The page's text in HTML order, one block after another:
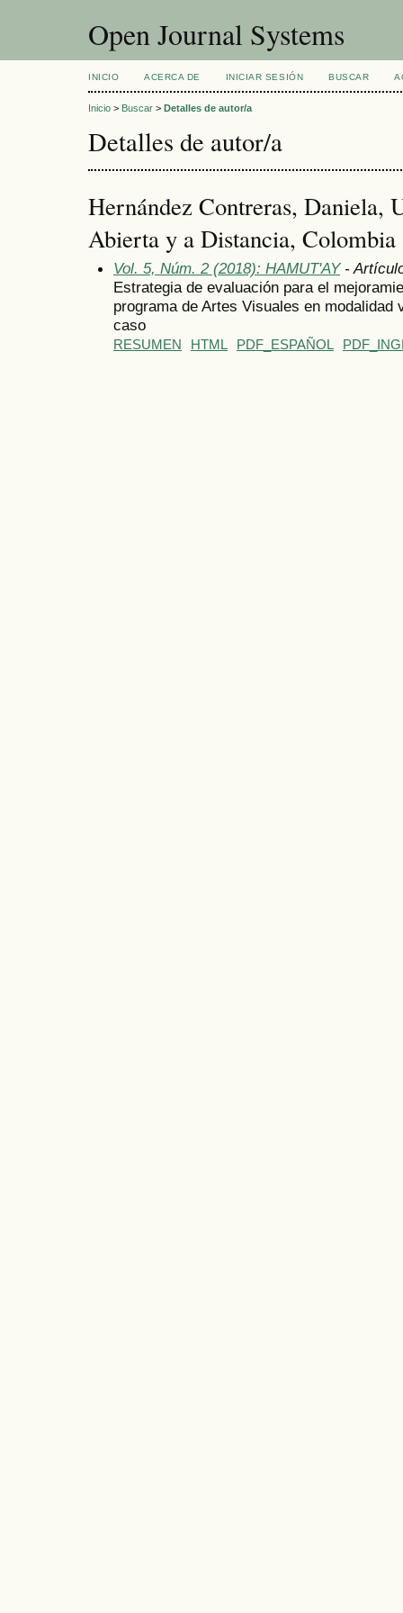
Open Journal Systems
INICIO ACERCA DE INICIAR SESIÓN BUSCAR
Inicio > Buscar > Detalles de autor/a
Detalles de autor/a
Hernández Contreras, Daniela,
Abierta y a Distancia, Colombia
Vol. 5, Núm. 2 (2018): HAMUT'AY-
Estrategia de evaluación para el
programa de Artes Visuales en
caso
RESUMEN HTML PDF_ESPAÑOL